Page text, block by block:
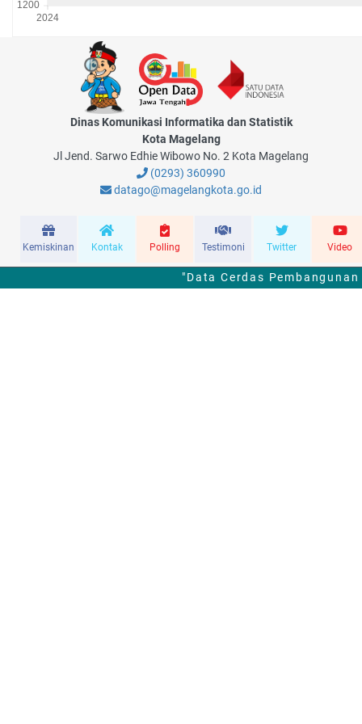
Dinas Komunikasi Informatika dan Statistik
Kota Magelang
Jl Jend. Sarwo Edhie Wibowo No. 2 Kota Magelang
(0293) 360990
datago@magelangkota.go.id
Kemiskinan Kontak Polling Testimoni Twitter Video
"Data Cerdas